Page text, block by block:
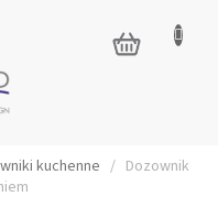
KOSZYK
kuchenne / Dozownik